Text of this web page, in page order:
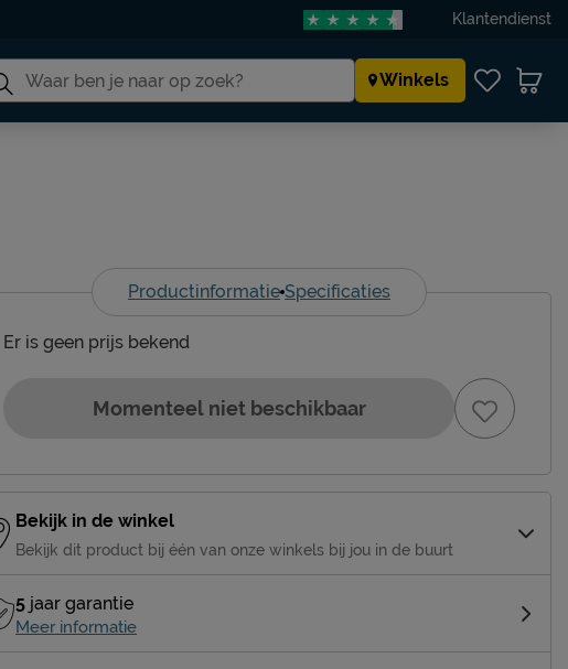
Klantendienst
Winkels
Productinformatie Specificaties
Er is geen prijs bekend
Momenteel niet beschikbaar
Bekijk in de winkel
Bekijk dit product bij één van onze winkels bij jou in de buurt
5 jaar garantie
Meer informatie